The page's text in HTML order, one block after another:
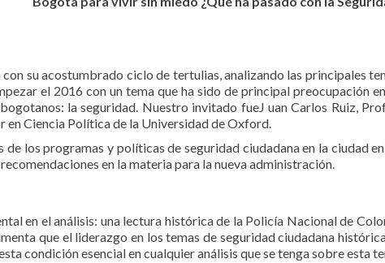
Bogotá
su acostumbrado ciclo de tertulias, analizando las principales
el 2016 con un tema que ha sido de principal preocupación
la seguridad. Nuestro invitado fueJ uan Carlos Ruiz,
en Ciencia Política de la Universidad de Oxford.
de los programas y políticas de seguridad ciudadana en la ciudad
en la materia para la nueva administración.
en el análisis: una lectura histórica de la Policía Nacional de
que el liderazgo en los temas de seguridad ciudadana
condición esencial en cualquier análisis que se tenga sobre esta